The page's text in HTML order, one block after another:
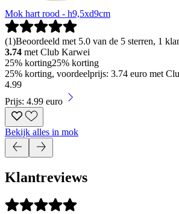
Mok hart rood - h9,5xd9cm
(1)Beoordeeld met 5.0 van de 5 sterren, 1
3.74 met Club Karwei
25% korting25% korting
25% korting, voordeelprijs: 3.74 euro met
4.99
Prijs: 4.99 euro
Bekijk alles in mok
Klantreviews